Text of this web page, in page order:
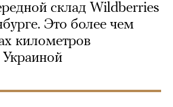
склад Wildberries
Это более чем
километров